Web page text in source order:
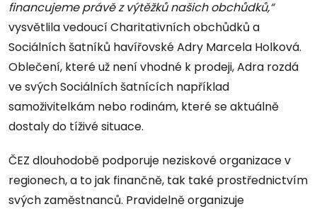
financujeme právě z výtěžků našich obchůdků,“
vysvětlila vedoucí Charitativních obchůdků a
Sociálních šatníků havířovské Adry Marcela Holková.
Oblečení, které už není vhodné k prodeji, Adra rozdá
ve svých Sociálních šatnících například
samoživitelkám nebo rodinám, které se aktuálně
dostaly do tíživé situace.
ČEZ dlouhodobě podporuje neziskové organizace v
regionech, a to jak finančně, tak také prostřednictvím
svých zaměstnanců. Pravidelně organizuje